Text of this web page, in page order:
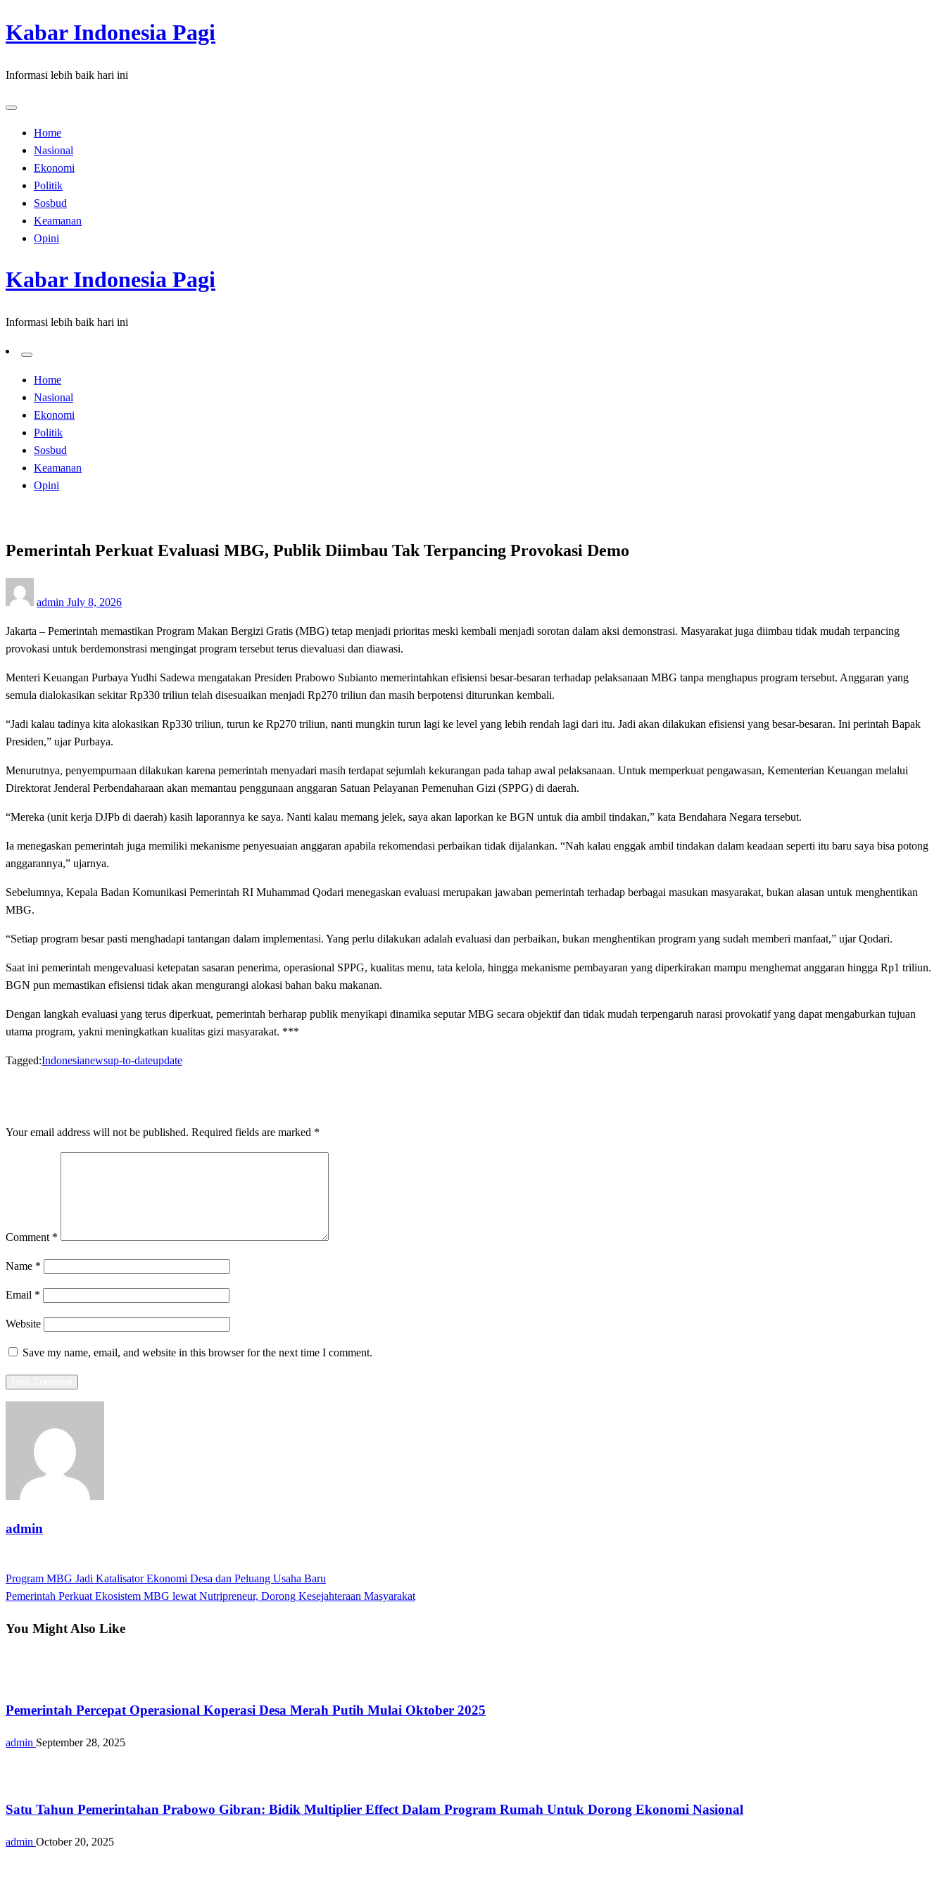
Skip
to
Kabar Indonesia Pagi
Informasi lebih baik hari ini
Home
Nasional
Ekonomi
Politik
Sosbud
Keamanan
Opini
Kabar Indonesia Pagi
Informasi lebih baik hari ini
Home
Nasional
Ekonomi
Politik
Sosbud
Keamanan
Opini
Pemerintah Perkuat Evaluasi MBG, Publik Diimbau Tak Terpancing Provokasi Demo
admin on
July 8, 2026
Jakarta – Pemerintah memastikan Program Makan Bergizi Gratis (MBG) tetap menjadi prioritas meski kembali menjadi sorotan dalam aksi demonstrasi. Masyarakat juga diimbau tidak mudah terpancing
provokasi untuk berdemonstrasi mengingat program tersebut terus dievaluasi dan diawasi.
Menteri Keuangan Purbaya Yudhi Sadewa mengatakan Presiden Prabowo Subianto memerintahkan efisiensi besar-besaran terhadap pelaksanaan MBG tanpa menghapus program tersebut. Anggaran yang
semula dialokasikan sekitar Rp330 triliun telah disesuaikan menjadi Rp270 triliun dan masih berpotensi diturunkan kembali.
“Jadi kalau tadinya kita alokasikan Rp330 triliun, turun ke Rp270 triliun, nanti mungkin turun lagi ke level yang lebih rendah lagi dari itu. Jadi akan dilakukan efisiensi yang besar-besaran. Ini perintah Bapak
Presiden,” ujar Purbaya.
Menurutnya, penyempurnaan dilakukan karena pemerintah menyadari masih terdapat sejumlah kekurangan pada tahap awal pelaksanaan. Untuk memperkuat pengawasan, Kementerian Keuangan melalui
Direktorat Jenderal Perbendaharaan akan memantau penggunaan anggaran Satuan Pelayanan Pemenuhan Gizi (SPPG) di daerah.
“Mereka (unit kerja DJPb di daerah) kasih laporannya ke saya. Nanti kalau memang jelek, saya akan laporkan ke BGN untuk dia ambil tindakan,” kata Bendahara Negara tersebut.
Ia menegaskan pemerintah juga memiliki mekanisme penyesuaian anggaran apabila rekomendasi perbaikan tidak dijalankan. “Nah kalau enggak ambil tindakan dalam keadaan seperti itu baru saya bisa potong
anggarannya,” ujarnya.
Sebelumnya, Kepala Badan Komunikasi Pemerintah RI Muhammad Qodari menegaskan evaluasi merupakan jawaban pemerintah terhadap berbagai masukan masyarakat, bukan alasan untuk menghentikan
MBG.
“Setiap program besar pasti menghadapi tantangan dalam implementasi. Yang perlu dilakukan adalah evaluasi dan perbaikan, bukan menghentikan program yang sudah memberi manfaat,” ujar Qodari.
Saat ini pemerintah mengevaluasi ketepatan sasaran penerima, operasional SPPG, kualitas menu, tata kelola, hingga mekanisme pembayaran yang diperkirakan mampu menghemat anggaran hingga Rp1 triliun.
BGN pun memastikan efisiensi tidak akan mengurangi alokasi bahan baku makanan.
Dengan langkah evaluasi yang terus diperkuat, pemerintah berharap publik menyikapi dinamika seputar MBG secara objektif dan tidak mudah terpengaruh narasi provokatif yang dapat mengaburkan tujuan
utama program, yakni meningkatkan kualitas gizi masyarakat. ***
Tagged:Indonesianewsup-to-dateupdate
Your email address will not be published. Required fields are marked *
Comment *
Name *
Email *
Website
Save my name, email, and website in this browser for the next time I comment.
admin
Post
Previous
Post
Program MBG Jadi Katalisator Ekonomi Desa dan Peluang Usaha Baru
Next
Pemerintah Perkuat Ekosistem MBG lewat Nutripreneur, Dorong Kesejahteraan Masyarakat
You Might Also Like
Pemerintah Percepat Operasional Koperasi Desa Merah Putih Mulai Oktober 2025
admin September 28, 2025
Satu Tahun Pemerintahan Prabowo Gibran: Bidik Multiplier Effect Dalam Program Rumah Untuk Dorong Ekonomi Nasional
admin October 20, 2025